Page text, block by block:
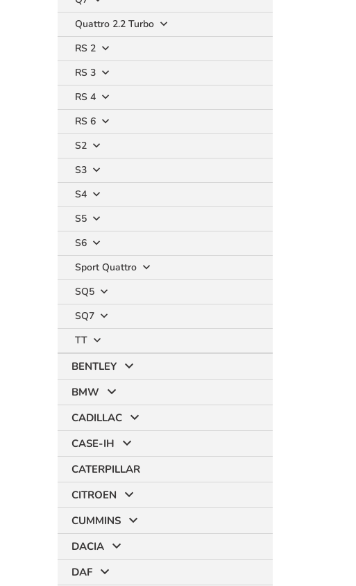
Quattro 2.2 Turbo
RS 2
RS 3
RS 4
RS 6
S2
S3
S4
S5
S6
Sport Quattro
SQ5
SQ7
TT
BENTLEY
BMW
CADILLAC
CASE-IH
CATERPILLAR
CITROEN
CUMMINS
DACIA
DAF